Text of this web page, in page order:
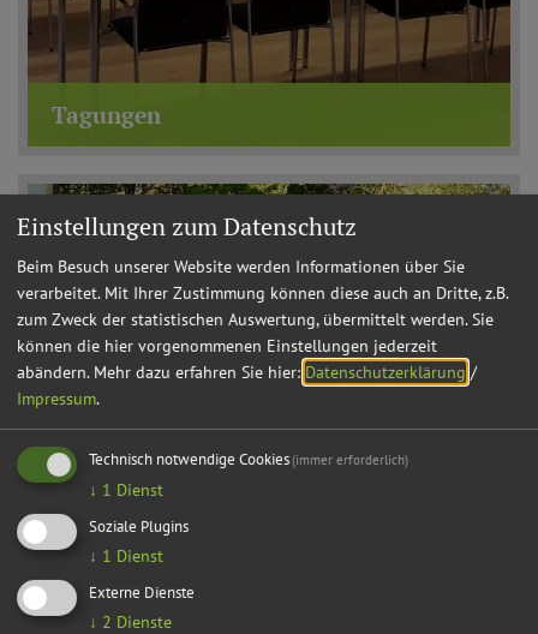
Tagungen
Einstellungen zum Datenschutz
Beim Besuch unserer Website werden Informationen über Sie
verarbeitet. Mit Ihrer Zustimmung können diese auch an Dritte, z.B.
zum Zweck der statistischen Auswertung, übermittelt werden. Sie
können die hier vorgenommenen Einstellungen jederzeit
abändern. Mehr dazu erfahren Sie hier: Datenschutzerklärung /
Impressum.
Technisch notwendige Cookies(immer erforderlich)
↓ 1 Dienst
Soziale Plugins
↓ 1 Dienst
Externe Dienste
↓ 2 Dienste